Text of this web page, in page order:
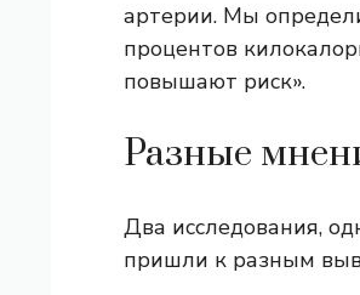
артерии. Мы
процентов
повышают риск».
Разные
Два исследования,
пришли к разным